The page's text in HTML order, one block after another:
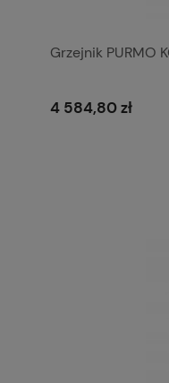
Grzejnik PURMO
4 584,80 zł